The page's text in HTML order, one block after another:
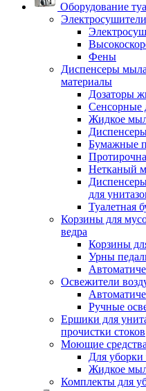
Оборудование
Фены
Диспенсеры
материалы
Дозаторы
Сенсорные
Жидкое
Бумажные
Нетканый
для
Туалетная
Корзины для
ведра
Корзины
Урны
Освежители
Ручные
Ершики для
прочистки стоков
Моющие
Для уборки
Жидкое
Комплекты для